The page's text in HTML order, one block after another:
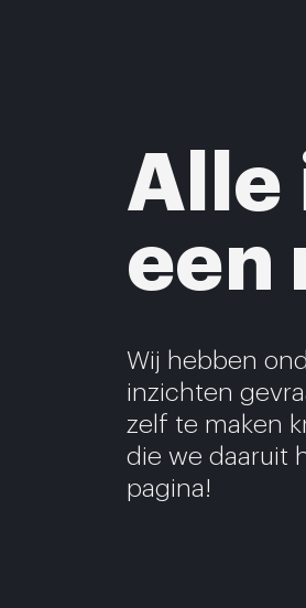
Alle
een
Wij hebben
inzichten
zelf te maken
die we daaruit
pagina!